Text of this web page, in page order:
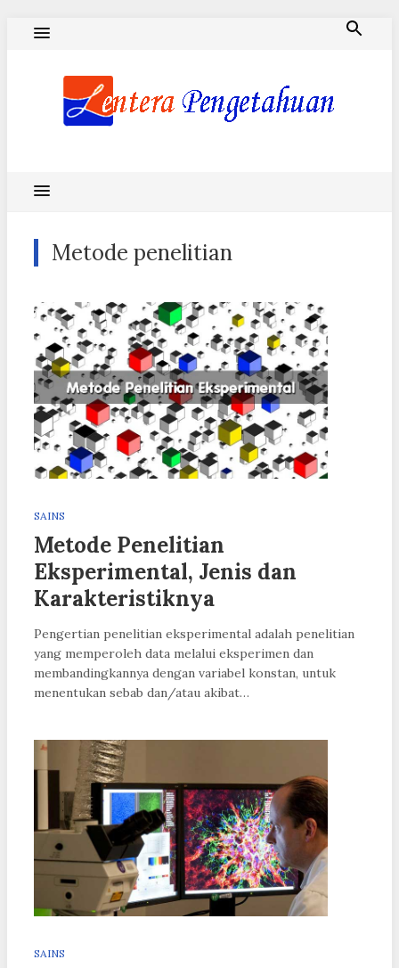
Metode penelitian
SAINS
Metode Penelitian
Eksperimental, Jenis dan
Karakteristiknya
Pengertian penelitian eksperimental adalah penelitian
yang memperoleh data melalui eksperimen dan
membandingkannya dengan variabel konstan, untuk
menentukan sebab dan/atau akibat…
SAINS